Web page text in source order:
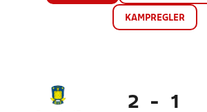
KAMPREGLER
2 - 1